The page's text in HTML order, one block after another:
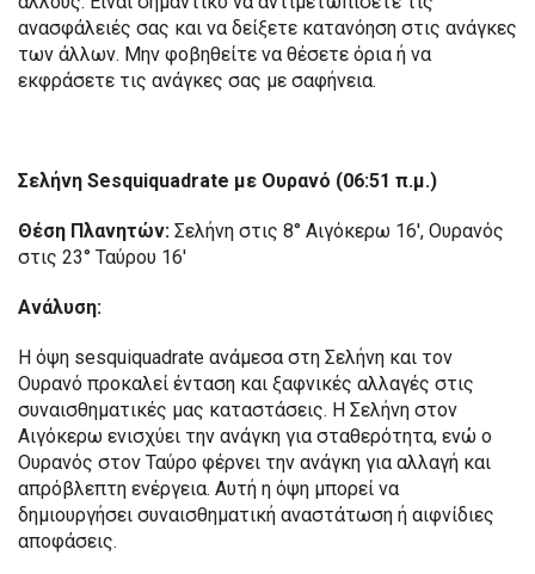
ανασφάλειές σας και να δείξετε κατανόηση στις ανάγκες
των άλλων. Μην φοβηθείτε να θέσετε όρια ή να
εκφράσετε τις ανάγκες σας με σαφήνεια.
Σελήνη Sesquiquadrate με Ουρανό (06:51 π.μ.)
Θέση Πλανητών: Σελήνη στις 8° Αιγόκερω 16′, Ουρανός
στις 23° Ταύρου 16′
Ανάλυση:
Η όψη sesquiquadrate ανάμεσα στη Σελήνη και τον
Ουρανό προκαλεί ένταση και ξαφνικές αλλαγές στις
συναισθηματικές μας καταστάσεις. Η Σελήνη στον
Αιγόκερω ενισχύει την ανάγκη για σταθερότητα, ενώ ο
Ουρανός στον Ταύρο φέρνει την ανάγκη για αλλαγή και
απρόβλεπτη ενέργεια. Αυτή η όψη μπορεί να
δημιουργήσει συναισθηματική αναστάτωση ή αιφνίδιες
αποφάσεις.